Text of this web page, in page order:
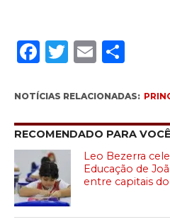
Facebook
Twitter
Email
NOTÍCIAS RELACIONADAS:
RECOMENDADO PARA VOCÊ
Leo Bezerra
Educação de
entre capitais